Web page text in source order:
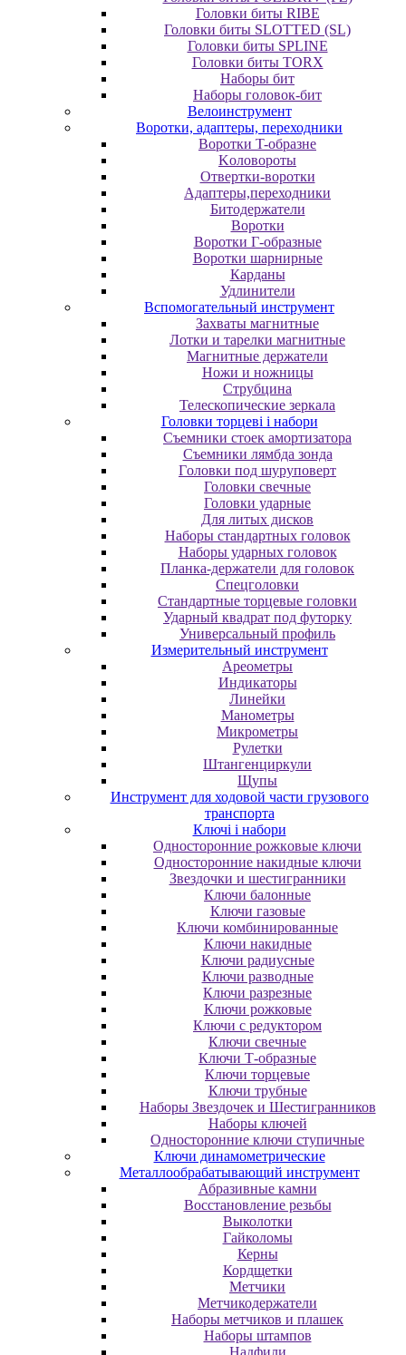
Головки биты RIBE
Головки биты SLOTTED (SL)
Головки биты SPLINE
Головки биты TORX
Наборы бит
Наборы головок-бит
Велоинструмент
Воротки, адаптеры, переходники
Bopoтки T-oбpaзне
Koлoвopoты
Oтвepтки-вopoтки
Адаптеры,переходники
Битодержатели
Воротки
Воротки Г-образные
Воротки шарнирные
Карданы
Удлинители
Вспомогательный инструмент
Захваты магнитные
Лотки и тарелки магнитные
Магнитные держатели
Ножи и ножницы
Струбцина
Телескопические зеркала
Головки торцеві і набори
Cъeмники cтoeк aмopтизaтopa
Cъeмники лямбдa зoндa
Гoлoвки пoд шуpупoвepт
Головки свечные
Головки ударные
Для литых дисков
Наборы стандартных головок
Наборы ударных головок
Планка-держатели для головок
Спецголовки
Стандартные торцевые головки
Ударный квадрат под футорку
Универсальный профиль
Измерительный инструмент
Ареометры
Индикаторы
Линейки
Манометры
Микрометры
Рулетки
Штангенциркули
Щупы
Инструмент для ходовой части грузового
транспорта
Ключі і набори
Oднocтopoнниe poжкoвыe ключи
Oднocтopoнниe нaкидныe ключи
Звездочки и шестигранники
Ключи балонные
Ключи газовые
Ключи комбинированные
Ключи накидные
Ключи радиусные
Ключи разводные
Ключи разрезные
Ключи рожковые
Ключи с редуктором
Ключи свечные
Ключи Т-образные
Ключи торцевые
Ключи трубные
Наборы Звездочек и Шестигранников
Наборы ключей
Односторонние ключи ступичные
Ключи динамометрические
Металлообрабатывающий инструмент
Абразивные камни
Восстановление резьбы
Выколотки
Гайколомы
Керны
Кордщетки
Метчики
Метчикодержатели
Наборы метчиков и плашек
Наборы штампов
Надфили